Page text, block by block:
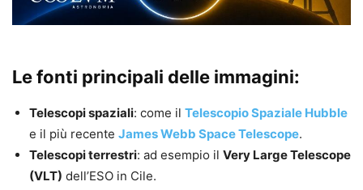
Le fonti principali delle immagini:
Telescopi spaziali: come il Telescopio Spaziale Hubble
e il più recente James Webb Space Telescope.
Telescopi terrestri: ad esempio il Very Large Telescope
(VLT) dell’ESO in Cile.